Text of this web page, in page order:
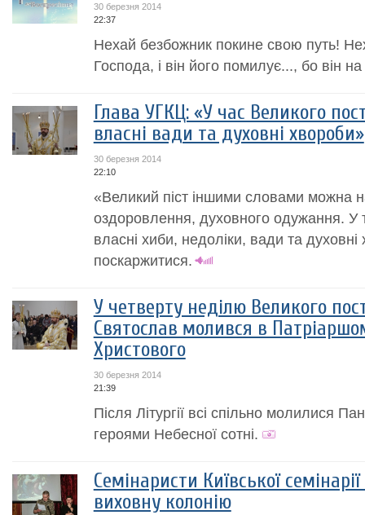
30 березня 2014
22:37
Нехай безбожник покине свою путь!
Господа, і він його помилує..., бо він
Глава УГКЦ: «У час Великого
власні вади та духовні хвороби»
30 березня 2014
22:10
«Великий піст іншими словами можна
оздоровлення, духовного одужання. У
власні хиби, недоліки, вади та духовні
поскаржитися.
У четверту неділю Великого
Святослав молився в
Христового
30 березня 2014
21:39
Після Літургії всі спільно молилися
героями Небесної сотні.
Семінаристи Київської
виховну колонію